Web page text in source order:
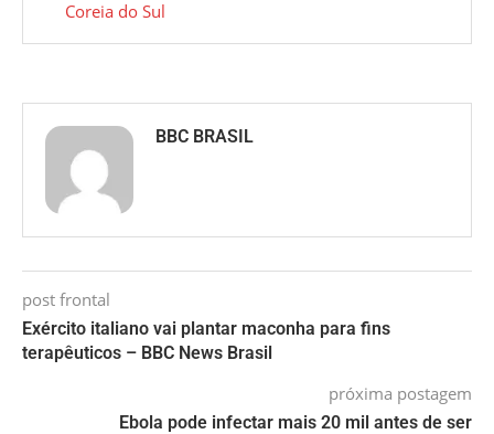
Coreia do Sul
BBC BRASIL
post frontal
Exército italiano vai plantar maconha para fins
terapêuticos – BBC News Brasil
próxima postagem
Ebola pode infectar mais 20 mil antes de ser